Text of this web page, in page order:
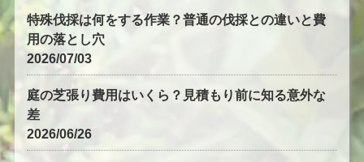
特殊伐採は何をする作業？普通の伐採との違いと費
用の落とし穴
2026/07/03
庭の芝張り費用はいくら？見積もり前に知る意外な
差
2026/06/26